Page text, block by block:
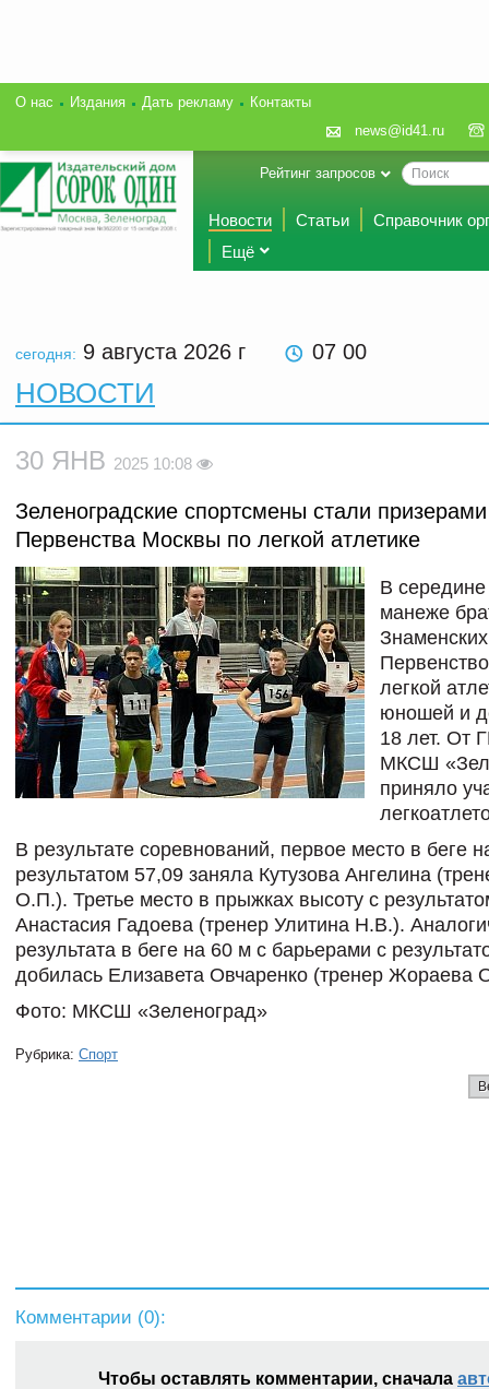
О нас Издания Дать рекламу
Контакты
news@id41.ru
Рейтинг запросов
Новости Статьи
Справочник
Ещё
сегодня: 9 августа 2026 г 07 00
НОВОСТИ
30 ЯНВ 2025 10:08
Зеленоградские спортсмены стали призерами
Первенства Москвы по легкой атлетике
В
манеже
легкой
юношей и
18 лет. От
МКСШ
приняло
В результате соревнований, первое место в беге
результатом 57,09 заняла Кутузова Ангелина
О.П.). Третье место в прыжках высоту с
Анастасия Гадоева (тренер Улитина Н.В.).
результата в беге на 60 м с барьерами с
добилась Елизавета Овчаренко (тренер Жораева
Фото: МКСШ «Зеленоград»
Рубрика: Спорт
Комментарии (0):
Чтобы оставлять комментарии, сначала